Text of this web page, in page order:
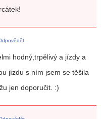
hodný,trpělivý a jízdy a
jízdu s ním jsem se těšila
jen doporučit. :)